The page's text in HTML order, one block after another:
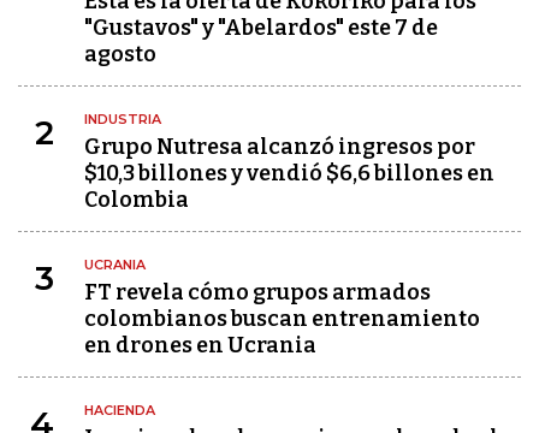
"Gustavos" y "Abelardos" este 7 de
agosto
2 INDUSTRIA
Grupo Nutresa alcanzó ingresos por
$10,3 billones y vendió $6,6 billones en
Colombia
3 UCRANIA
FT revela cómo grupos armados
colombianos buscan entrenamiento
en drones en Ucrania
4 HACIENDA